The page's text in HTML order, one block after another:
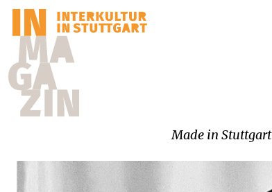
Made in Stuttgart